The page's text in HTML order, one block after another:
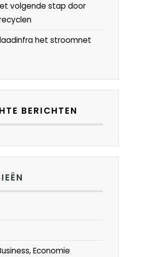
volgende stap door
laadinfra het stroomnet
BERICHTEN
Economie